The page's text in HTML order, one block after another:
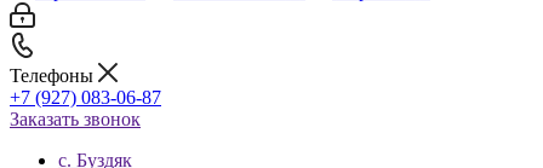
Телефоны
+7 (927) 083-06-87
Заказать звонок
c. Буздяк